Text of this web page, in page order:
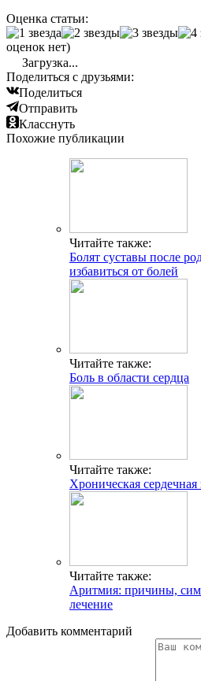
Оценка статьи:
оценок нет)
Загрузка...
Поделиться с друзьями:
Поделиться
Отправить
Класснуть
Похожие публикации
Читайте также:
Болят суставы после
избавиться от болей
Читайте также:
Боль в области сердца
Читайте также:
Хроническая сердечная
Читайте также:
Аритмия: причины,
лечение
Добавить комментарий